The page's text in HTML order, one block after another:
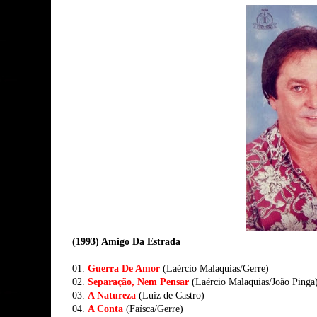
(1993) Amigo Da Estrada
01. Guerra De Amor (Laércio Malaquias/Gerre)
02. Separação, Nem Pensar (Laércio Malaquias/João
03. A Natureza (Luiz de Castro)
04. A Conta (Faísca/Gerre)